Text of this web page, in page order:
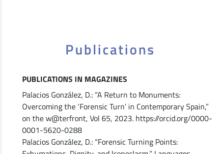
Publications
PUBLICATIONS IN MAGAZINES
Palacios González, D.: “A Return to Monuments:
Overcoming the ‘Forensic Turn’ in Contemporary Spain,”
on the w@terfront, Vol 65, 2023. https://orcid.org/0000-
0001-5620-0288
Palacios González, D.: “Forensic Turning Points: